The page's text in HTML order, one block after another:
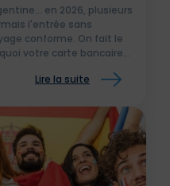
en 2026, plusieurs
l'entrée sans
conforme. On fait le
votre carte bancaire
Lire la suite